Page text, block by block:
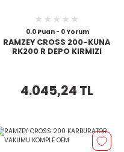
0.0 Puan - 0 Yorum
RAMZEY CROSS 200-KUNA
RK200 R DEPO KIRMIZI
4.045,24 TL